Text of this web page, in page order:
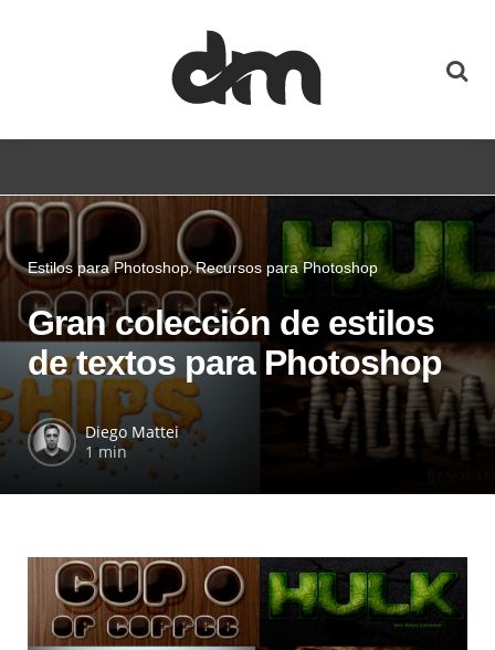
Estilos para Photoshop Recursos para Photoshop
Gran colección de estilos
de textos para Photoshop
Diego Mattei
1 min